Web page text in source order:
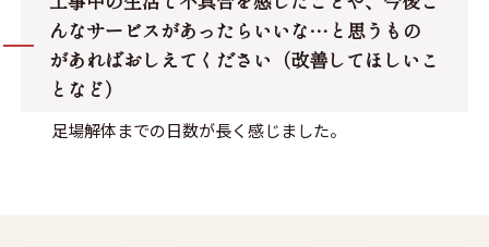
んなサービスがあったらいいな…と思うもの
があればおしえてください（改善してほしいこ
となど）
足場解体までの日数が長く感じました。